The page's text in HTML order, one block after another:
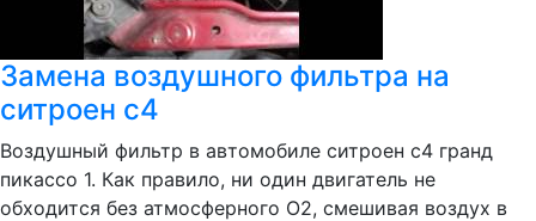
Замена воздушного фильтра на
ситроен с4
Воздушный фильтр в автомобиле ситроен с4 гранд
пикассо 1. Как правило, ни один двигатель не
обходится без атмосферного О2, смешивая воздух в